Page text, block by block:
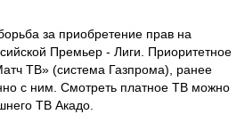
за приобретение прав на
Премьер - Лиги. Приоритетное
ТВ» (система Газпрома), ранее
с ним. Смотреть платное ТВ можно
ТВ Акадо.